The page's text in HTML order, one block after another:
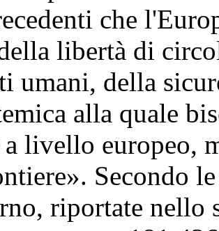
che
libertà di
umani, della
alla quale
livello europeo,
Secondo
riportate nello